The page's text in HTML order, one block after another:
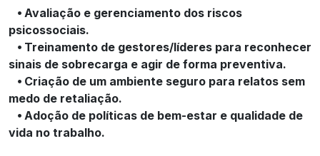
⦁ Avaliação e gerenciamento dos riscos
psicossociais.
⦁ Treinamento de gestores/líderes para reconhecer
sinais de sobrecarga e agir de forma preventiva.
⦁ Criação de um ambiente seguro para relatos sem
medo de retaliação.
⦁ Adoção de políticas de bem-estar e qualidade de
vida no trabalho.